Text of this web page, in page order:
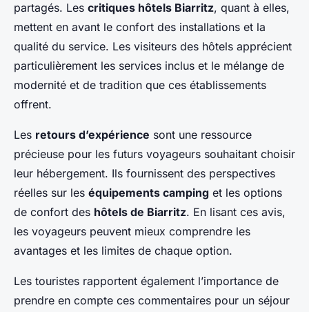
partagés. Les critiques hôtels Biarritz, quant à elles,
mettent en avant le confort des installations et la
qualité du service. Les visiteurs des hôtels apprécient
particulièrement les services inclus et le mélange de
modernité et de tradition que ces établissements
offrent.
Les retours d’expérience sont une ressource
précieuse pour les futurs voyageurs souhaitant choisir
leur hébergement. Ils fournissent des perspectives
réelles sur les équipements camping et les options
de confort des hôtels de Biarritz. En lisant ces avis,
les voyageurs peuvent mieux comprendre les
avantages et les limites de chaque option.
Les touristes rapportent également l’importance de
prendre en compte ces commentaires pour un séjour